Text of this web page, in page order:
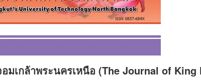
อมเกล้าพระนครเหนือ (The Journal of